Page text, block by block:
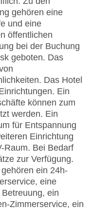
gehören eine
und eine
öffentlichen
bei der Buchung
geboten. Das
Das Hotel
Ein
können zum
werden. Ein
für Entspannung
Einrichtung
Raum. Bei Bedarf
zur Verfügung.
ein 24h-
eine
ein
Zimmerservice, ein